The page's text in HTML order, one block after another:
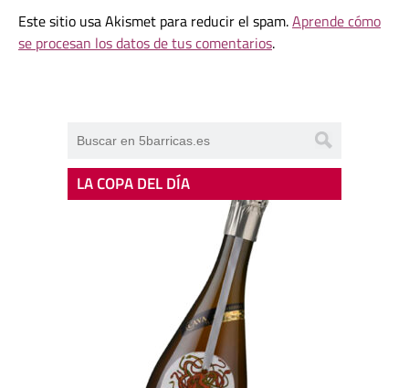
Este sitio usa Akismet para reducir el spam.Aprende cómo
se procesan los datos de tus comentarios.
LA COPA DEL DÍA